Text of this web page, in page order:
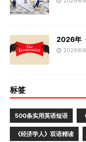
2026年
2026年
标签
500条实用英语短语
《经济学人》双语精读